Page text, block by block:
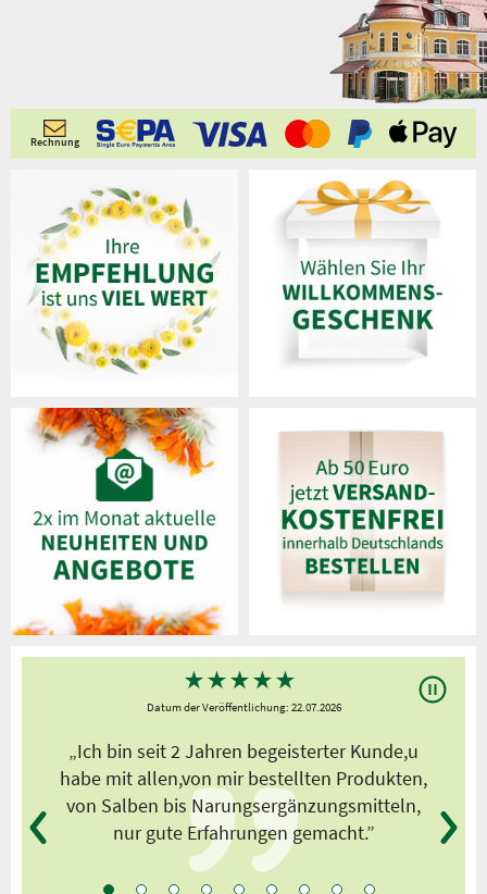
Rechnung
★★★★★
Datum der Veröffentlichung: 22.07.2026
„Ich bin seit 2 Jahren begeisterter Kunde,u
habe mit allen,von mir bestellten Produkten,
von Salben bis Narungsergänzungsmitteln,
nur gute Erfahrungen gemacht.”